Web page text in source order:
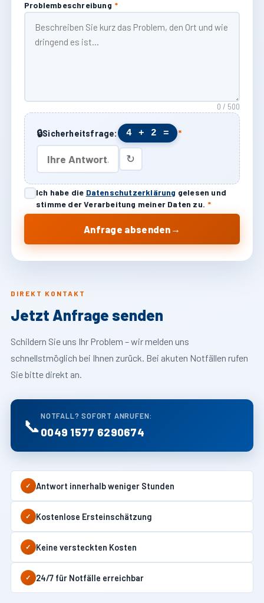
DIREKT KONTAKT
Jetzt Anfrage senden
Schildern Sie uns Ihr Problem – wir melden uns
schnellstmöglich bei Ihnen zurück. Bei akuten Notfällen rufen
Sie bitte direkt an.
📞 NOTFALL? SOFORT ANRUFEN:
0049 1577 6290674
✓ Antwort innerhalb weniger Stunden
✓ Kostenlose Ersteinschätzung
✓ Keine versteckten Kosten
✓ 24/7 für Notfälle erreichbar
Problembeschreibung *
0 / 500
🔒Sicherheitsfrage: 4 + 2 = *
↻
Ich habe die Datenschutzerklärung gelesen und
stimme der Verarbeitung meiner Daten zu. *
Anfrage absenden →